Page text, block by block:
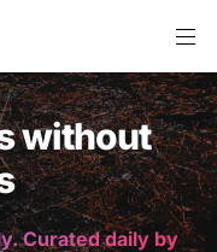
without
Curated daily by